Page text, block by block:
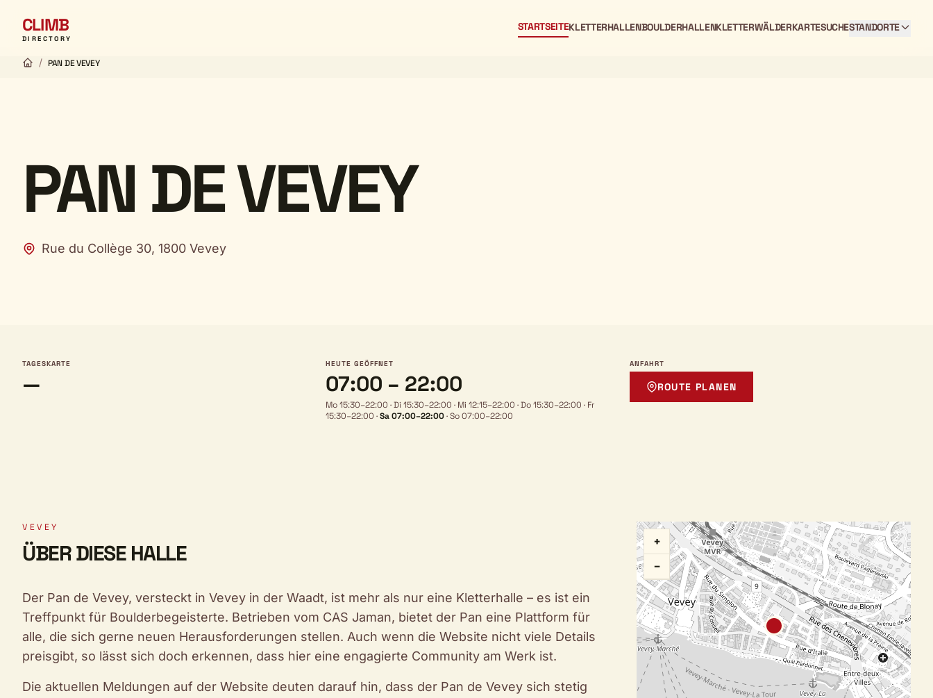
CLIMB
DIRECTORY
STARTSEITEKLETTERHALLENBOULDERHALLENKLETTERWÄLDERKARTESUCHESTANDORTE
/ PAN DE VEVEY
PAN DE VEVEY
Rue du Collège 30, 1800 Vevey
TAGESKARTE
—
HEUTE GEÖFFNET
07:00 – 22:00
Mo 15:30–22:00 ·Di 15:30–22:00 · Mi 12:15–22:00 ·Do 15:30–22:00 · Fr
15:30–22:00 ·Sa 07:00–22:00·So 07:00–22:00
ANFAHRT
ROUTE PLANEN
VEVEY
ÜBER DIESE HALLE
Der Pan de Vevey, versteckt in Vevey in der Waadt, ist mehr als nur eine Kletterhalle – es ist ein
Treffpunkt für Boulderbegeisterte. Betrieben vom CAS Jaman, bietet der Pan eine Plattform für
alle, die sich gerne neuen Herausforderungen stellen. Auch wenn die Website nicht viele Details
preisgibt, so lässt sich doch erkennen, dass hier eine engagierte Community am Werk ist.
Die aktuellen Meldungen auf der Website deuten darauf hin, dass der Pan de Vevey sich stetig
+
−